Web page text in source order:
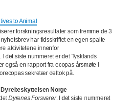
to Animal
forskningsresultater som fremme de 3
har tidsskriftet en egen spalte
aktivitetene innenfor
det siste nummeret er det Tysklands
også en rapport fra ecopas årsmøte i
sekretær deltok på.
Norge
Dyrenes Forsvarer. I det siste nummeret